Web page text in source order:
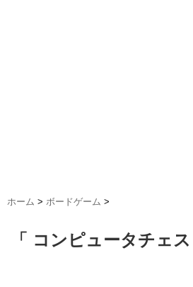
ホーム > ボードゲーム >
「 コンピュータチェ